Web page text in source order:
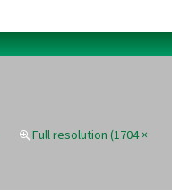
Full resolution (1704 ×